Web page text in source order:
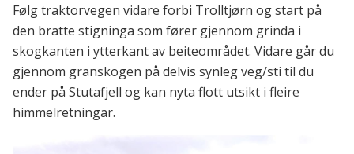
Følg traktorvegen vidare forbi Trolltjørn og start på
den bratte stigninga som fører gjennom grinda i
skogkanten i ytterkant av beiteområdet. Vidare går du
gjennom granskogen på delvis synleg veg/sti til du
ender på Stutafjell og kan nyta flott utsikt i fleire
himmelretningar.